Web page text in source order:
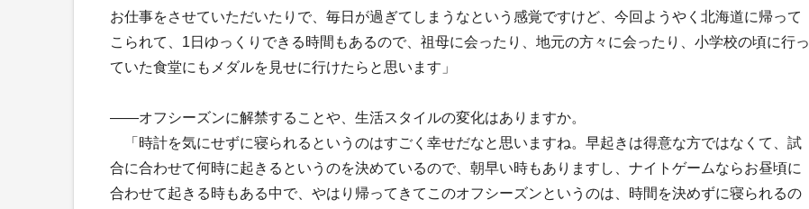
お仕事をさせていただいたりで、毎日が過ぎてしまうなという感覚ですけど、今回ようやく北海道に帰って
こられて、1日ゆっくりできる時間もあるので、祖母に会ったり、地元の方々に会ったり、小学校の頃に行っ
ていた食堂にもメダルを見せに行けたらと思います」
――オフシーズンに解禁することや、生活スタイルの変化はありますか。
「時計を気にせずに寝られるというのはすごく幸せだなと思いますね。早起きは得意な方ではなくて、試
合に合わせて何時に起きるというのを決めているので、朝早い時もありますし、ナイトゲームならお昼頃に
合わせて起きる時もある中で、やはり帰ってきてこのオフシーズンというのは、時間を決めずに寝られるの